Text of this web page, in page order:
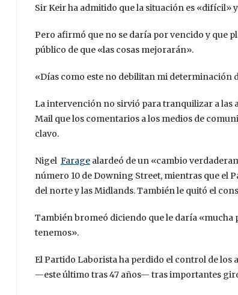
Sir Keir ha admitido que la situación es «difícil»
Pero afirmó que no se daría por vencido y que
público de que «las cosas mejorarán».
«Días como este no debilitan mi determinación
La intervención no sirvió para tranquilizar a las
Mail que los comentarios a los medios de
clavo.
Nigel Faragealardeó de un «cambio
número 10 de Downing Street, mientras que el
del norte y las Midlands. También le quitó el
También bromeó diciendo que le daría «mucha
tenemos».
El Partido Laborista ha perdido el control de
—este último tras 47 años— tras importantes